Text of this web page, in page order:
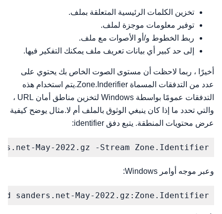
تخزين الكلمات الرئيسية المتعلقة بملف.
توفير معلومات موجزة لملف.
ربط الخطوط و/أو الأصوات مع ملف.
إلى حد كبير أي بيانات تعريف ملف يمكنك التفكير فيها.
أخيرًا ، ربما لاحظت أن مستوى الصوت الخاص بك يحتوي على
عدد من التدفقات المسماة Zone.Inderifier.يتم استخدام هذه
التدفقات عمومًا بواسطة Windows لتخزين مناطق أمان URL ،
والتي تحدد ما إذا كان ينبغي الوثوق بالملف أم لا.مثال يوضح كيفية
عرض محتويات المنطقة. يتبع دفق identifier:
May-2022.gz -Stream Zone.Identifier
وعبر موجه أوامر Windows:
sanders.net-May-2022.gz:Zone.Identifier